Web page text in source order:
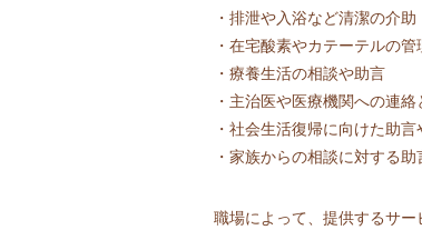
・排泄や入浴など清潔の介助
・在宅酸素やカテーテルの管
・療養生活の相談や助言
・主治医や医療機関への連絡
・社会生活復帰に向けた助言
・家族からの相談に対する助
職場によって、提供するサー